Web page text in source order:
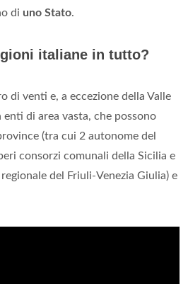
di uno Stato.
italiane in tutto?
di venti e, a eccezione della Valle
di area vasta, che possono
(tra cui 2 autonome del
consorzi comunali della Sicilia e
del Friuli-Venezia Giulia) e